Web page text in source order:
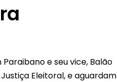
e seu vice, Balão
Eleitoral, e aguardam